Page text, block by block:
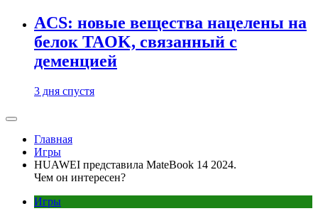
ACS: новые вещества нацелены на
белок TAOK, связанный с
деменцией
3 дня спустя
Главная
Игры
HUAWEI представила MateBook 14 2024.
Чем он интересен?
Игры